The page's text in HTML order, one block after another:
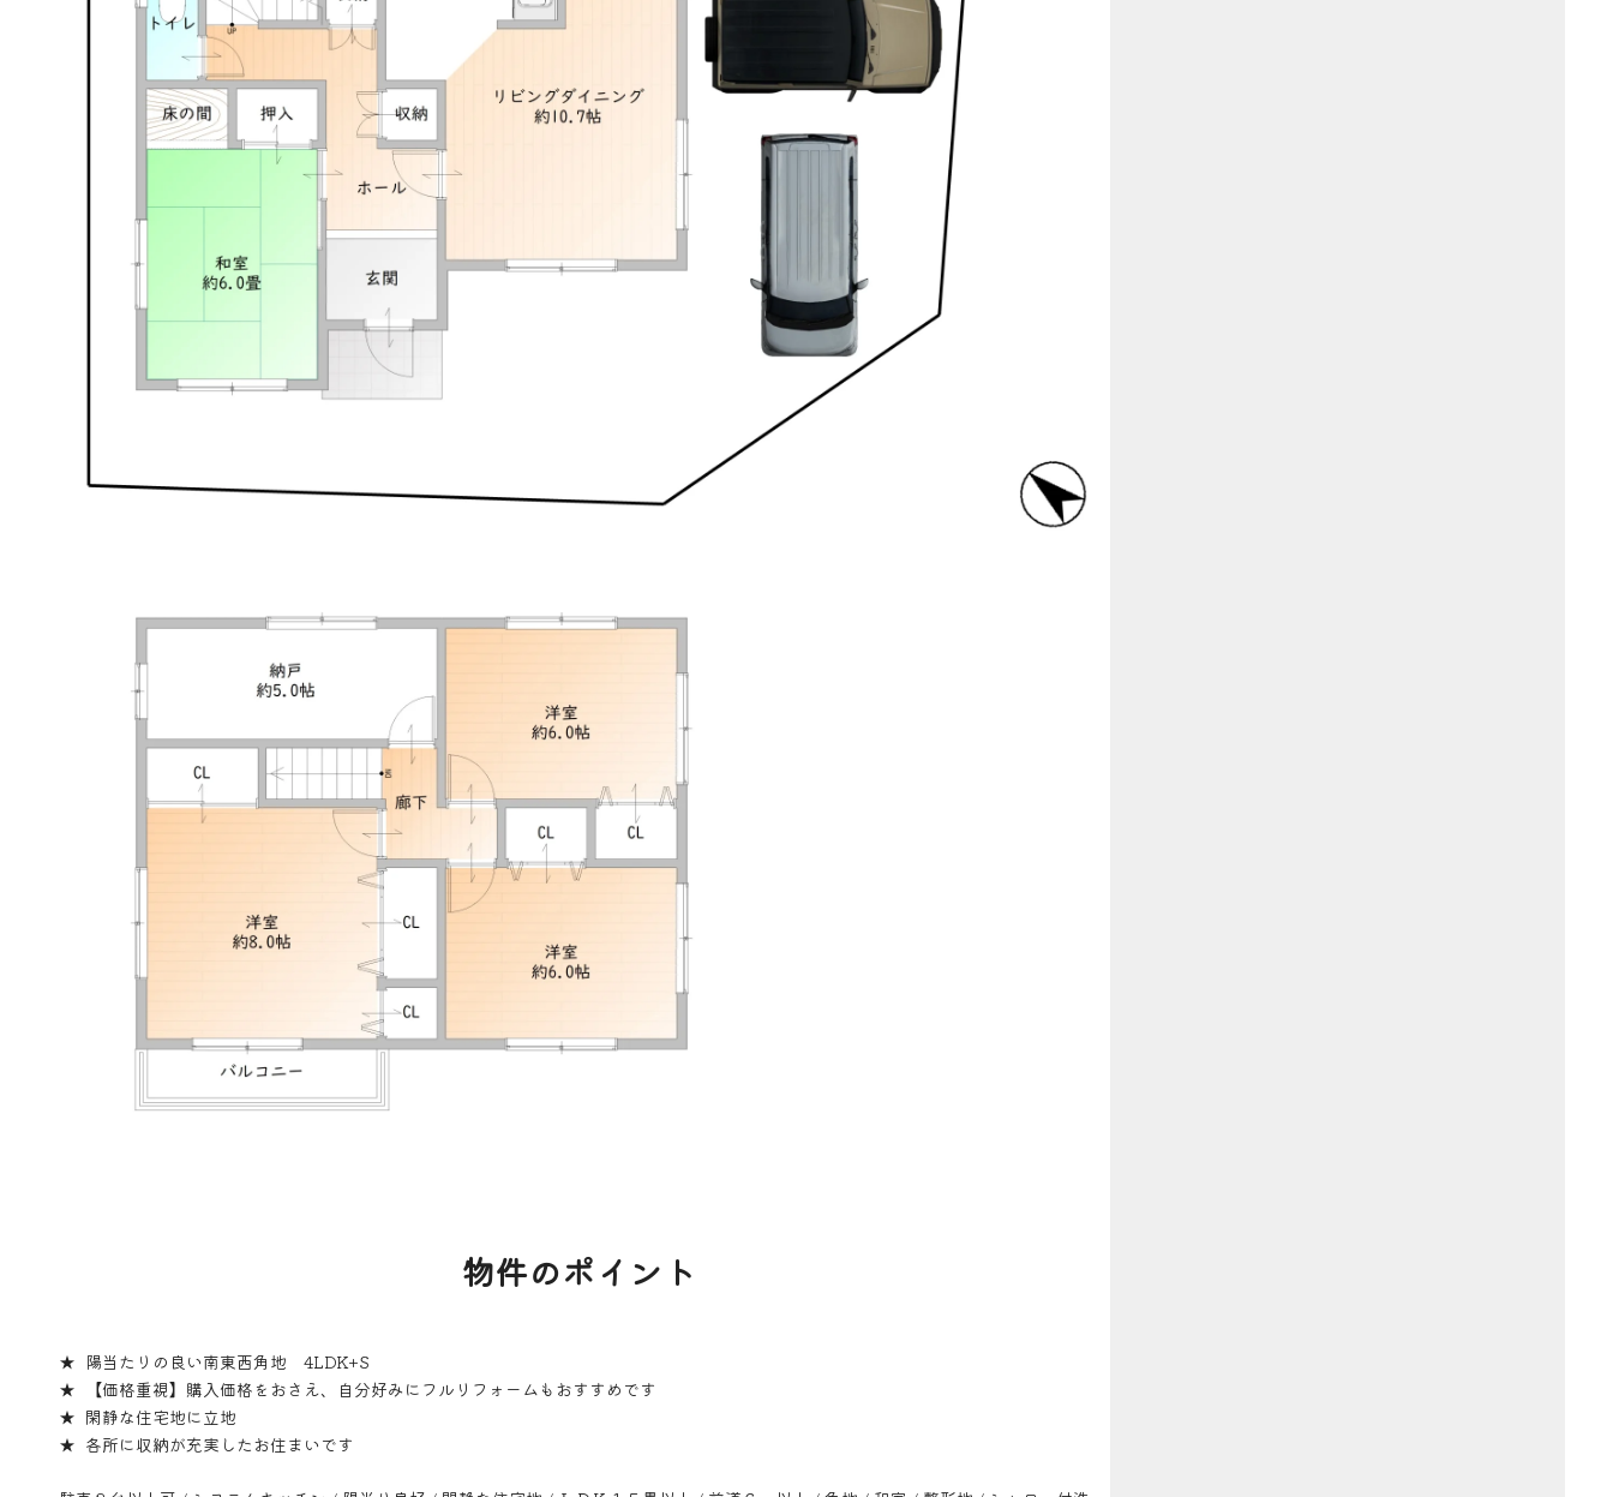
物件のポイント
陽当たりの良い南東西角地 4LDK+S
【価格重視】購入価格をおさえ、自分好みにフルリフォームもおすすめです
閑静な住宅地に立地
各所に収納が充実したお住まいです